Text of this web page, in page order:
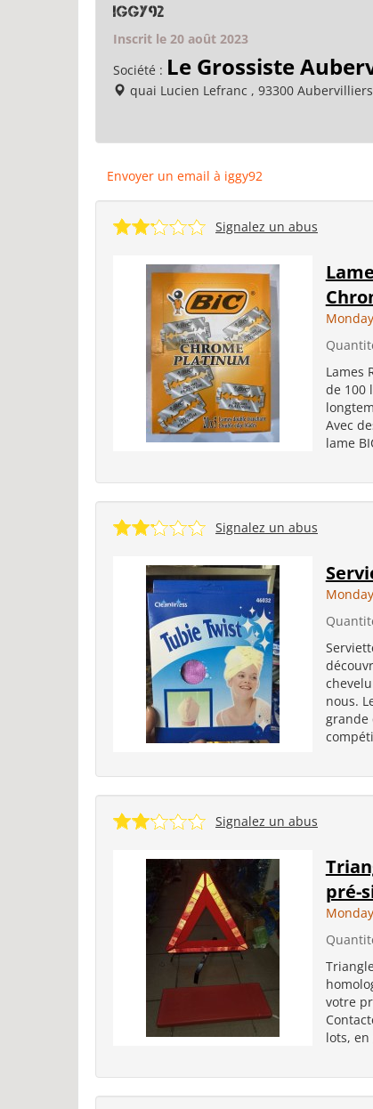
iggy92
Inscrit le 20 août 2023
Société : Le Grossiste
quai Lucien Lefranc , 93300
Envoyer un email à iggy92
Signalez un abus
Lames
de 100
Avec
lame
Signalez un abus
nous.
grande
Signalez un abus
pré-
votre
lots,